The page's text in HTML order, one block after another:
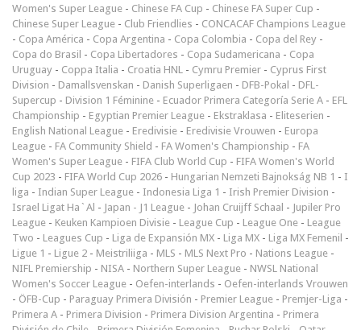
Women's Super League - Chinese FA Cup - Chinese FA Super Cup -
Chinese Super League - Club Friendlies - CONCACAF Champions League
- Copa América - Copa Argentina - Copa Colombia - Copa del Rey -
Copa do Brasil - Copa Libertadores - Copa Sudamericana - Copa
Uruguay - Coppa Italia - Croatia HNL - Cymru Premier - Cyprus First
Division - Damallsvenskan - Danish Superligaen - DFB-Pokal - DFL-
Supercup - Division 1 Féminine - Ecuador Primera Categoría Serie A - EFL
Championship - Egyptian Premier League - Ekstraklasa - Eliteserien -
English National League - Eredivisie - Eredivisie Vrouwen - Europa
League - FA Community Shield - FA Women's Championship - FA
Women's Super League - FIFA Club World Cup - FIFA Women's World
Cup 2023 - FIFA World Cup 2026 - Hungarian Nemzeti Bajnokság NB 1 - I
liga - Indian Super League - Indonesia Liga 1 - Irish Premier Division -
Israel Ligat Ha`Al - Japan - J1 League - Johan Cruijff Schaal - Jupiler Pro
League - Keuken Kampioen Divisie - League Cup - League One - League
Two - Leagues Cup - Liga de Expansión MX - Liga MX - Liga MX Femenil -
Ligue 1 - Ligue 2 - Meistriliiga - MLS - MLS Next Pro - Nations League -
NIFL Premiership - NISA - Northern Super League - NWSL National
Women's Soccer League - Oefen-interlands - Oefen-interlands Vrouwen
- ÖFB-Cup - Paraguay Primera División - Premier League - Premjer-Liga -
Primera A - Primera Division - Primera Division Argentina - Primera